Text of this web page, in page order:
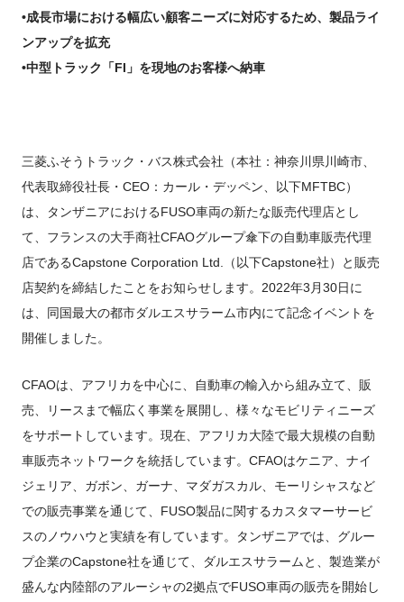
Canter EX
Fighter（販売終了モデ
Super Great
大型トラック
産業用エンジン
全製品
クイックリンク
ボディビルダーポータルサイト
純正油脂ケミカル
純正リマニ部品
ふそうの高品質調査 マテリアルラボ
三菱ふそう_ショップ
レスキューマニュアル・電池の回収・リサイクル
反社会的勢力に対する基本方針
指定信用情報機関
FUSOパワーリース
FUSOあんしんリース
FUSOマイレージリース
FUSO VALUE
ラフィットプラス
FUSOアシスト
FUSOリース
FUSOリース カスタマーサポート
企業からのお知らせ
お客様へのお知らせ
リコール情報
販売店検索
ふそうライフ
English
•成長市場における幅広い顧客ニーズに対応するため、製品ライ
ンアップを拡充
•中型トラック「FI」を現地のお客様へ納車
三菱ふそうトラック・バス株式会社（本社：神奈川県川崎市、
代表取締役社長・CEO：カール・デッペン、以下MFTBC）
は、タンザニアにおけるFUSO車両の新たな販売代理店とし
て、フランスの大手商社CFAOグループ傘下の自動車販売代理
店であるCapstone Corporation Ltd.（以下Capstone社）と販売
店契約を締結したことをお知らせします。2022年3月30日に
は、同国最大の都市ダルエスサラーム市内にて記念イベントを
開催しました。
CFAOは、アフリカを中心に、自動車の輸入から組み立て、販
売、リースまで幅広く事業を展開し、様々なモビリティニーズ
をサポートしています。現在、アフリカ大陸で最大規模の自動
車販売ネットワークを統括しています。CFAOはケニア、ナイ
ジェリア、ガボン、ガーナ、マダガスカル、モーリシャスなど
での販売事業を通じて、FUSO製品に関するカスタマーサービ
スのノウハウと実績を有しています。タンザニアでは、グルー
プ企業のCapstone社を通じて、ダルエスサラームと、製造業が
盛んな内陸部のアルーシャの2拠点でFUSO車両の販売を開始し